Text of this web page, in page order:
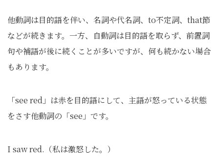
他動詞は目的語を伴い、名詞や代名詞、to不定詞、that節
などが続きます。一方、自動詞は目的語を取らず、前置詞
句や補語が後に続くことが多いですが、何も続かない場合
もあります。
「see red」は赤を目的語にして、主語が怒っている状態
をさす他動詞の「see」です。
I saw red.（私は激怒した。）